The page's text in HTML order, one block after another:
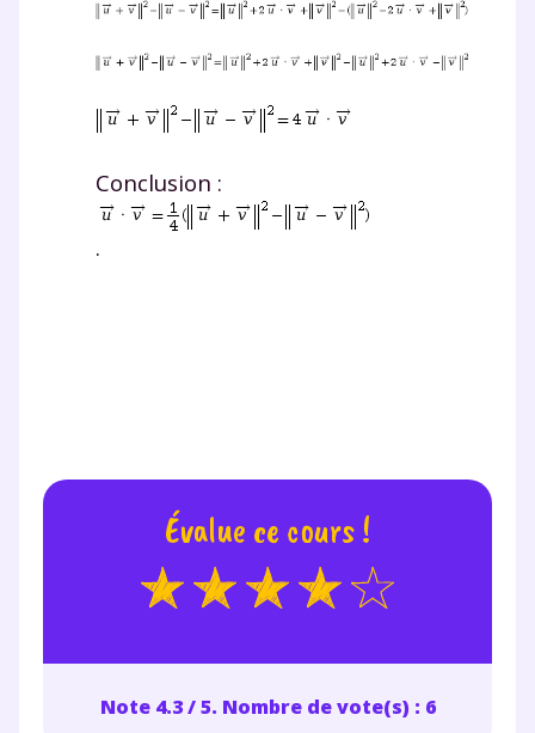
Conclusion :
.
Évalue ce cours !
Note 4.3 / 5. Nombre de vote(s) : 6